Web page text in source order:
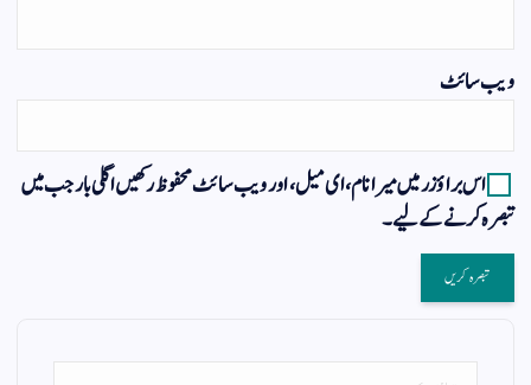
ویب‌ سائٹ
اس براؤزر میں میرا نام، ای میل، اور ویب سائٹ محفوظ رکھیں اگلی بار جب میں
تبصرہ کرنے کےلیے۔